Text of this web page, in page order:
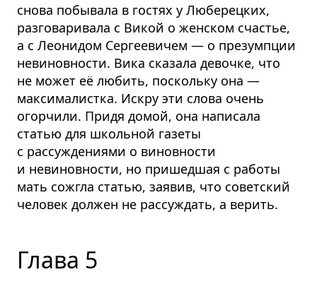
снова побывала в гостях у Люберецких,
разговаривала с Викой о женском счастье,
а с Леонидом Сергеевичем — о презумпции
невиновности. Вика сказала девочке, что
не может её любить, поскольку она —
максималистка. Искру эти слова очень
огорчили. Придя домой, она написала
статью для школьной газеты
с рассуждениями о виновности
и невиновности, но пришедшая с работы
мать сожгла статью, заявив, что советский
человек должен не рассуждать, а верить.
Глава 5